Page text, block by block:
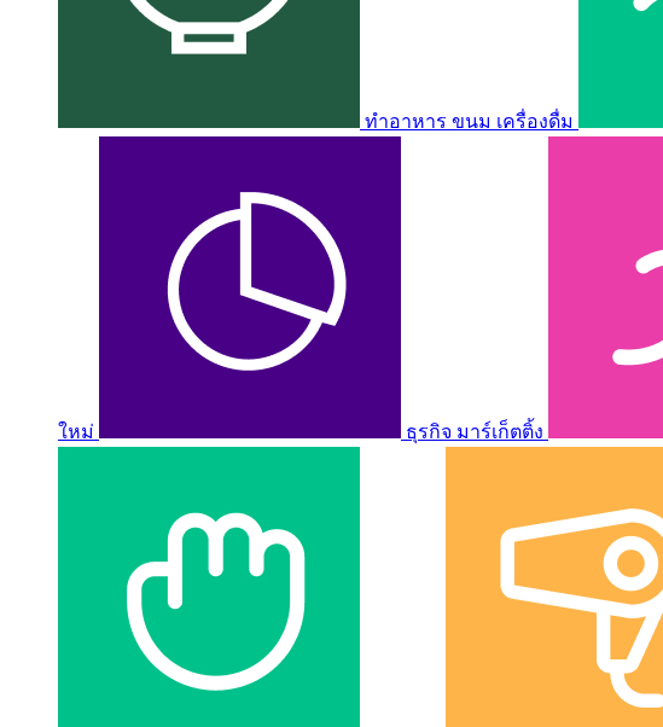
ทำอาหาร ขนม เครื่องดื่ม
ใหม่ ธุรกิจ มาร์เก็ตติ้ง